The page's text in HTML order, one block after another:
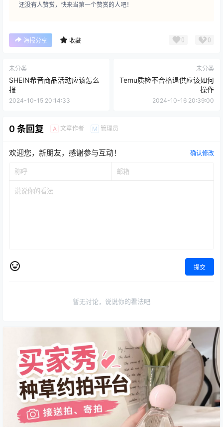
还没有人赞赏，快来当第一个赞赏的人吧！
海报分享 收藏 0 0
未分类
SHEIN希音商品活动应该怎么
报
2024-10-15 20:14:33
未分类
Temu质检不合格退供应该如何
操作
2024-10-16 20:39:00
0 条回复 A 文章作者 M 管理员
欢迎您，新朋友，感谢参与互动！ 确认修改
提交
暂无讨论，说说你的看法吧